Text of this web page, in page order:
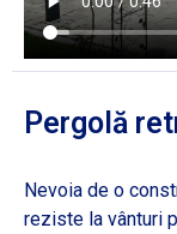
Pergolă
Nevoia de o
reziste la vânturi